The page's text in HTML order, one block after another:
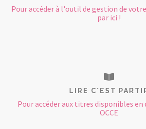
Pour accéder à l'outil de gestion de
par ici !
LIRE C'EST
Pour accéder aux titres disponibles
OCCE